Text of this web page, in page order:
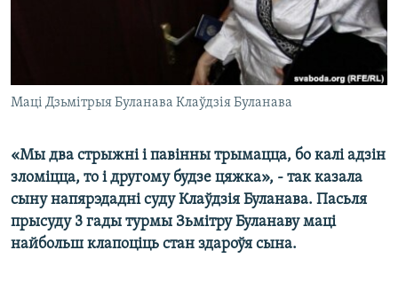
Маці Дзьмітрыя Буланава Клаўдзія Буланава
«Мы два стрыжні і павінны трымацца, бо калі адзін
зломіцца, то і другому будзе цяжка», - так казала
сыну напярэдадні суду Клаўдзія Буланава. Пасьля
прысуду 3 гады турмы Зьмітру Буланаву маці
найбольш клапоціць стан здароўя сына.